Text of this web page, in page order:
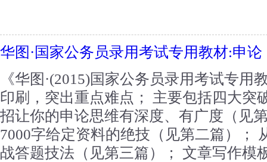
华图·国家公务员录用考试专用教材:申论
《华图·(2015)国家公务员录用考试专用
印刷，突出重点难点； 主要包括四大突
招让你的申论思维有深度、有广度（见
7000字给定资料的绝技（见第二篇）；
战答题技法（见第三篇）； 文章写作模